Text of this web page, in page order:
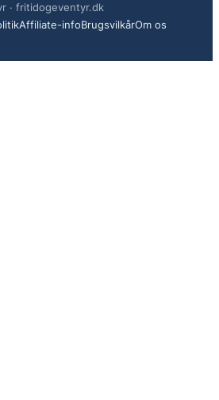
· fritidogeventyr.dk
Affiliate-infoBrugsvilkårOm os